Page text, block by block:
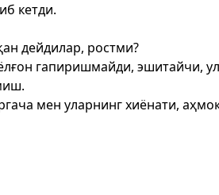
кетди.
дейдилар, ростми?
гапиришмайди, эшитайчи,
мен уларнинг хиёнати,